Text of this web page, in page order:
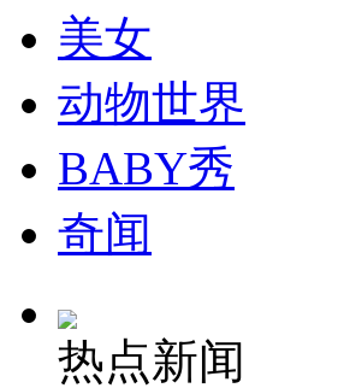
消防员救轻生者
美女
动物世界
BABY秀
奇闻
热点新闻